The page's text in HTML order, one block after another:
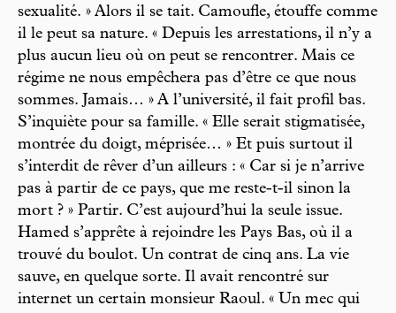
sexualité. » Alors il se tait. Camoufle, étouffe comme
il le peut sa nature. « Depuis les arrestations, il n’y a
plus aucun lieu où on peut se rencontrer. Mais ce
régime ne nous empêchera pas d’être ce que nous
sommes. Jamais… » A l’université, il fait profil bas.
S’inquiète pour sa famille. « Elle serait stigmatisée,
montrée du doigt, méprisée… » Et puis surtout il
s’interdit de rêver d’un ailleurs : « Car si je n’arrive
pas à partir de ce pays, que me reste-t-il sinon la
mort ? » Partir. C’est aujourd’hui la seule issue.
Hamed s’apprête à rejoindre les Pays Bas, où il a
trouvé du boulot. Un contrat de cinq ans. La vie
sauve, en quelque sorte. Il avait rencontré sur
internet un certain monsieur Raoul. « Un mec qui